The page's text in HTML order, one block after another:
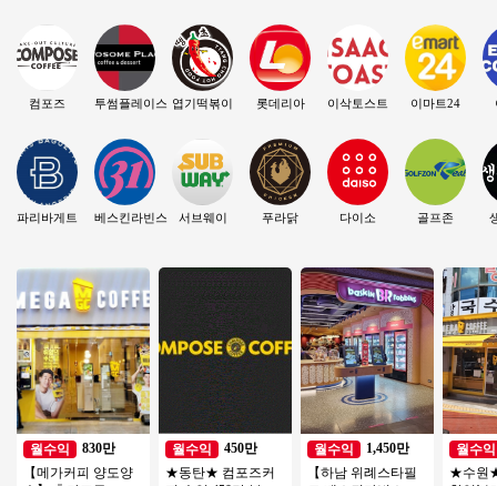
컴포즈
파리바게트
투썸플레이스
베스킨라빈스
엽기떡볶이
서브웨이
롯데리아
푸라닭
이삭토스트
다이소
이마트24
골프존
월수익
830만
【메가커피 양도양
월수익
450만
★동탄★ 컴포즈커
월수익
1,450만
【하남 위례스타필
월수익
★수원